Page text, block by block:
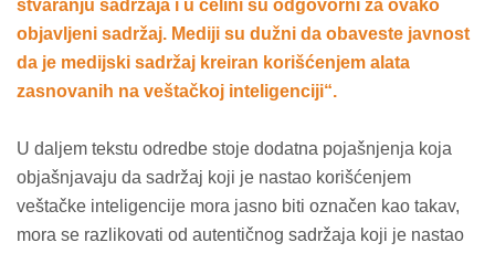
stvaranju sadržaja i u celini su odgovorni za ovako
objavljeni sadržaj. Mediji su dužni da obaveste javnost
da je medijski sadržaj kreiran korišćenjem alata
zasnovanih na veštačkoj inteligenciji“.
U daljem tekstu odredbe stoje dodatna pojašnjenja koja
objašnjavaju da sadržaj koji je nastao korišćenjem
veštačke inteligencije mora jasno biti označen kao takav,
mora se razlikovati od autentičnog sadržaja koji je nastao